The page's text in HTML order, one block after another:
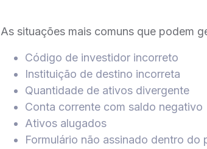
As situações mais comuns que podem
Código de investidor incorreto
Instituição de destino incorreta
Quantidade de ativos divergente
Conta corrente com saldo negativo
Ativos alugados
Formulário não assinado dentro do